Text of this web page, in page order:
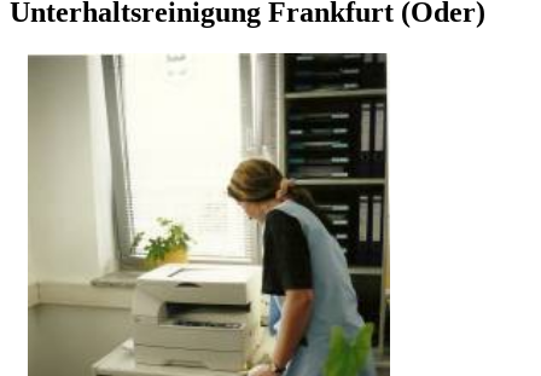
Unterhaltsreinigung Frankfurt (Oder)